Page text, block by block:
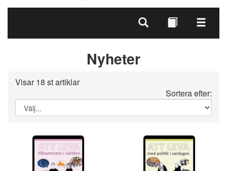
Nyheter
Visar 18 st artiklar
Sortera efter: